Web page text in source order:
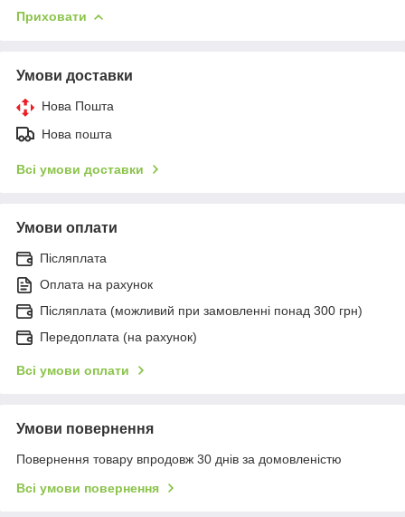
Приховати
Умови доставки
Нова Пошта
Нова пошта
Всі умови доставки
Умови оплати
Післяплата
Оплата на рахунок
Післяплата (можливий при замовленні понад 300 грн)
Передоплата (на рахунок)
Всі умови оплати
Умови повернення
Повернення товару впродовж 30 днів за домовленістю
Всі умови повернення